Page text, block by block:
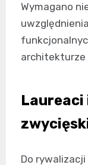
Wymagano
architekturze
Do